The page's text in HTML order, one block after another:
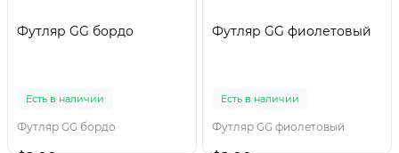
Футляр GG бордо
Есть в наличии
Футляр GG бордо
Футляр GG фиолетовый
Есть в наличии
Футляр GG фиолетовый